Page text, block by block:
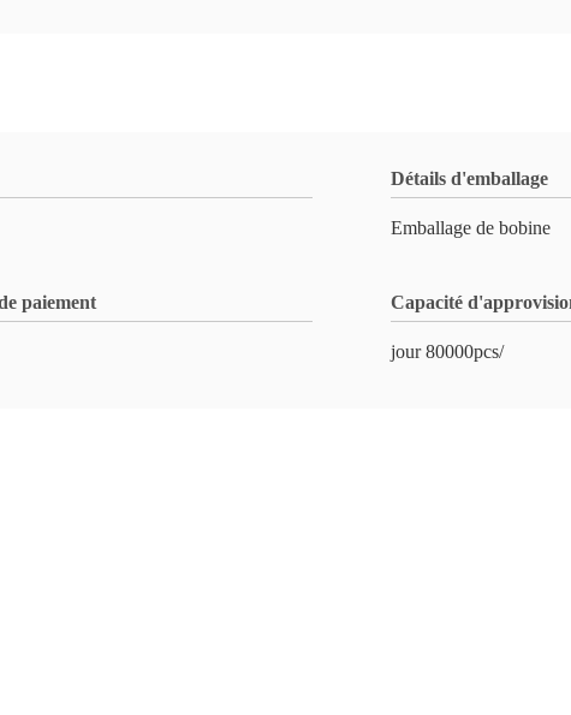
Détails d'emballage
Emballage de bobine
paiement Capacité
jour 80000pcs/